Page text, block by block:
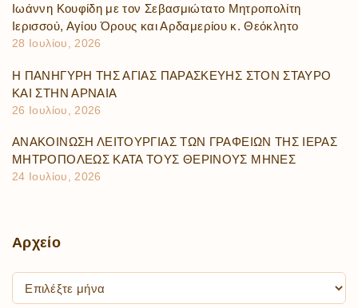
Ιωάννη Κουφίδη με τον Σεβασμιώτατο Μητροπολίτη
Ιερισσού, Αγίου Όρους και Αρδαμερίου κ. Θεόκλητο
28 Ιουλίου, 2026
Η ΠΑΝΗΓΥΡΗ ΤΗΣ ΑΓΙΑΣ ΠΑΡΑΣΚΕΥΗΣ ΣΤΟΝ ΣΤΑΥΡΟ
ΚΑΙ ΣΤΗΝ ΑΡΝΑΙΑ
26 Ιουλίου, 2026
ΑΝΑΚΟΙΝΩΣΗ ΛΕΙΤΟΥΡΓΙΑΣ ΤΩΝ ΓΡΑΦΕΙΩΝ ΤΗΣ ΙΕΡΑΣ
ΜΗΤΡΟΠΟΛΕΩΣ ΚΑΤΑ ΤΟΥΣ ΘΕΡΙΝΟΥΣ ΜΗΝΕΣ
24 Ιουλίου, 2026
Αρχείο